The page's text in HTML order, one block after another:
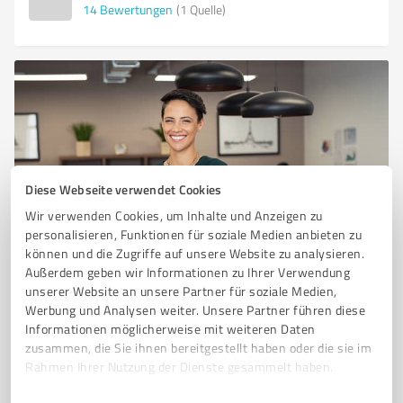
Diese Webseite verwendet Cookies
Wir verwenden Cookies, um Inhalte und Anzeigen zu
personalisieren, Funktionen für soziale Medien anbieten zu
können und die Zugriffe auf unsere Website zu analysieren.
Außerdem geben wir Informationen zu Ihrer Verwendung
unserer Website an unsere Partner für soziale Medien,
Werbung und Analysen weiter. Unsere Partner führen diese
Informationen möglicherweise mit weiteren Daten
zusammen, die Sie ihnen bereitgestellt haben oder die sie im
Rahmen Ihrer Nutzung der Dienste gesammelt haben.
14 Bewertungen (1 Quelle)
Sie möchten auch hier gelistet werden?
Registrieren Sie sich jetzt und werden Sie ein von
Kunden empfohlener ProvenExpert!
6 Onlineshops